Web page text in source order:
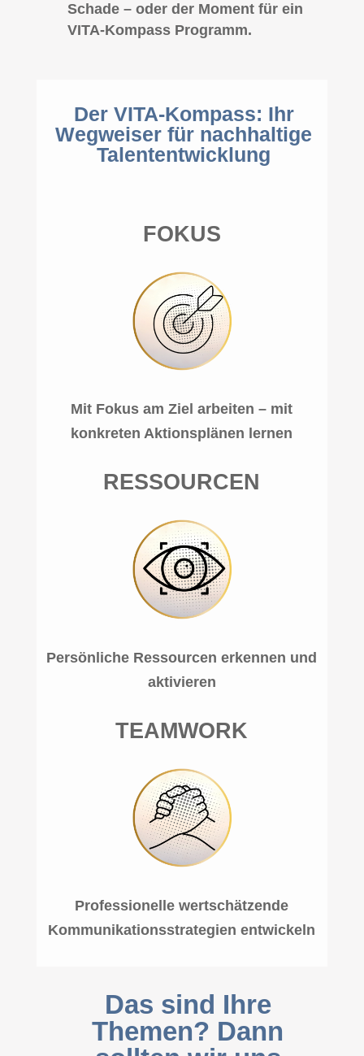
Schade – oder der Moment für ein
VITA-Kompass Programm.
Der VITA-Kompass: Ihr
Wegweiser für nachhaltige
Talententwicklung
FOKUS
Mit Fokus am Ziel arbeiten – mit
konkreten Aktionsplänen lernen
RESSOURCEN
Persönliche Ressourcen erkennen und
aktivieren
TEAMWORK
Professionelle wertschätzende
Kommunikationsstrategien entwickeln
Das sind Ihre
Themen? Dann